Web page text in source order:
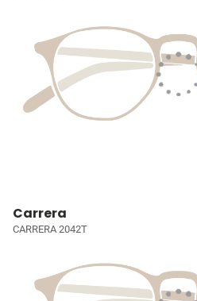
Carrera
CARRERA 2042T